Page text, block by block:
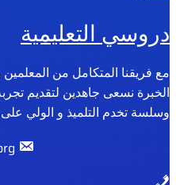
دروسي التعليمية
مع فريقنا المتكامل من المعلمين
الخبرة نسعى جاهدين لتقديم
وسلسة تخدم التلميذ و الولي